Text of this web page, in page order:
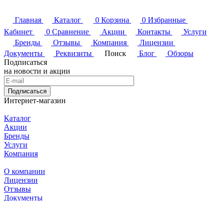
Главная Каталог 0 Корзина 0 Избранные
Кабинет
0 Сравнение Акции Контакты
Услуги
Бренды
Отзывы Компания
Лицензии
Документы
Реквизиты Поиск Блог
Обзоры
Подписаться
на новости и акции
Подписаться
Интернет-магазин
Каталог
Акции
Бренды
Услуги
Компания
О компании
Лицензии
Отзывы
Документы